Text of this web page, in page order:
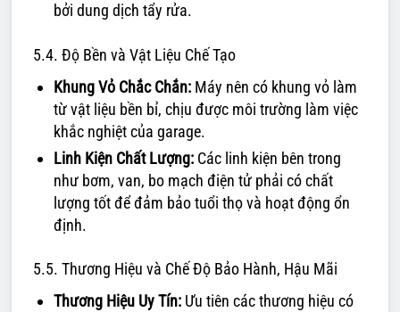
bởi dung dịch tẩy rửa.
5.4. Độ Bền và Vật Liệu Chế Tạo
Khung Vỏ Chắc Chắn: Máy nên có khung vỏ làm
từ vật liệu bền bỉ, chịu được môi trường làm việc
khắc nghiệt của garage.
Linh Kiện Chất Lượng: Các linh kiện bên trong
như bơm, van, bo mạch điện tử phải có chất
lượng tốt để đảm bảo tuổi thọ và hoạt động ổn
định.
5.5. Thương Hiệu và Chế Độ Bảo Hành, Hậu Mãi
Thương Hiệu Uy Tín: Ưu tiên các thương hiệu có